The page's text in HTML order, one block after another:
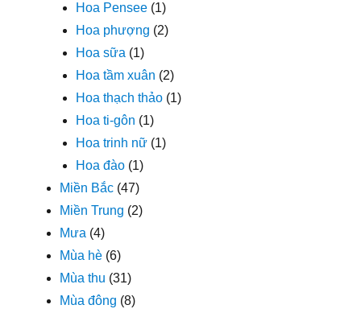
Hoa Pensee (1)
Hoa phượng (2)
Hoa sữa (1)
Hoa tầm xuân (2)
Hoa thạch thảo (1)
Hoa ti-gôn (1)
Hoa trinh nữ (1)
Hoa đào (1)
Miền Bắc (47)
Miền Trung (2)
Mưa (4)
Mùa hè (6)
Mùa thu (31)
Mùa đông (8)